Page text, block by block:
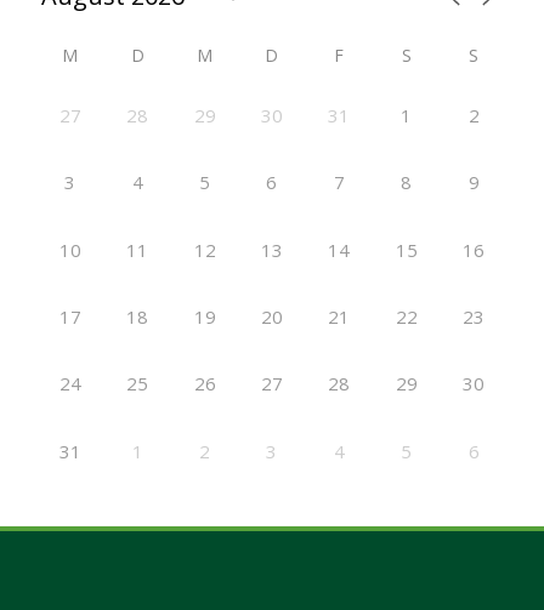
M D M D F S S
27 28 29 30 31 1 2
3 4 5 6 7 8 9
10 11 12 13 14 15 16
17 18 19 20 21 22 23
24 25 26 27 28 29 30
31 1 2 3 4 5 6